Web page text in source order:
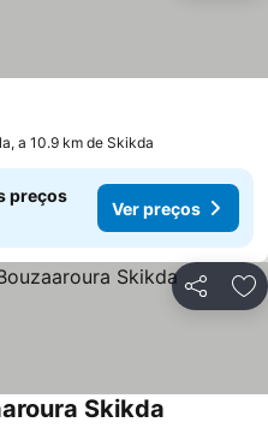
a 10.9 km de Skikda
preços
Ver preços
Partilhar
Skikda